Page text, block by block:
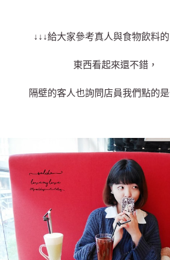
↓↓↓給大家參考真人與食物飲料的
東西看起來還不錯，
隔壁的客人也詢問店員我們點的